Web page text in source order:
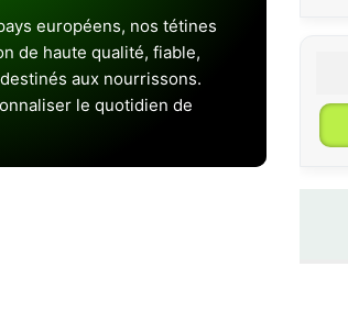
européens, nos tétines
de haute qualité, fiable,
aux nourrissons.
le quotidien de